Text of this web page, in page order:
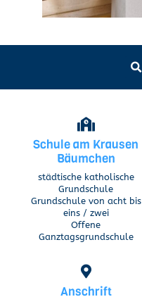
Schule am Krausen
Bäumchen
städtische katholische
Grundschule
Grundschule von acht bis
eins / zwei
Offene
Ganztagsgrundschule
Anschrift